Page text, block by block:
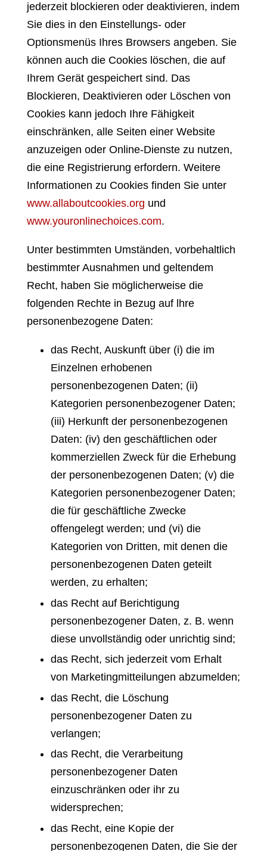
jederzeit blockieren oder deaktivieren, indem
Sie dies in den Einstellungs- oder
Optionsmenüs Ihres Browsers angeben. Sie
können auch die Cookies löschen, die auf
Ihrem Gerät gespeichert sind. Das
Blockieren, Deaktivieren oder Löschen von
Cookies kann jedoch Ihre Fähigkeit
einschränken, alle Seiten einer Website
anzuzeigen oder Online-Dienste zu nutzen,
die eine Registrierung erfordern. Weitere
Informationen zu Cookies finden Sie unter
www.allaboutcookies.org und
www.youronlinechoices.com.
Unter bestimmten Umständen, vorbehaltlich
bestimmter Ausnahmen und geltendem
Recht, haben Sie möglicherweise die
folgenden Rechte in Bezug auf lhre
personenbezogene Daten:
das Recht, Auskunft über (i) die im
Einzelnen erhobenen
personenbezogenen Daten; (ii)
Kategorien personenbezogener Daten;
(iii) Herkunft der personenbezogenen
Daten: (iv) den geschäftlichen oder
kommerziellen Zweck für die Erhebung
der personenbezogenen Daten; (v) die
Kategorien personenbezogener Daten;
die für geschäftliche Zwecke
offengelegt werden; und (vi) die
Kategorien von Dritten, mit denen die
personenbezogenen Daten geteilt
werden, zu erhalten;
das Recht auf Berichtigung
personenbezogener Daten, z. B. wenn
diese unvollständig oder unrichtig sind;
das Recht, sich jederzeit vom Erhalt
von Marketingmitteilungen abzumelden;
das Recht, die Löschung
personenbezogener Daten zu
verlangen;
das Recht, die Verarbeitung
personenbezogener Daten
einzuschränken oder ihr zu
widersprechen;
das Recht, eine Kopie der
personenbezogenen Daten, die Sie der